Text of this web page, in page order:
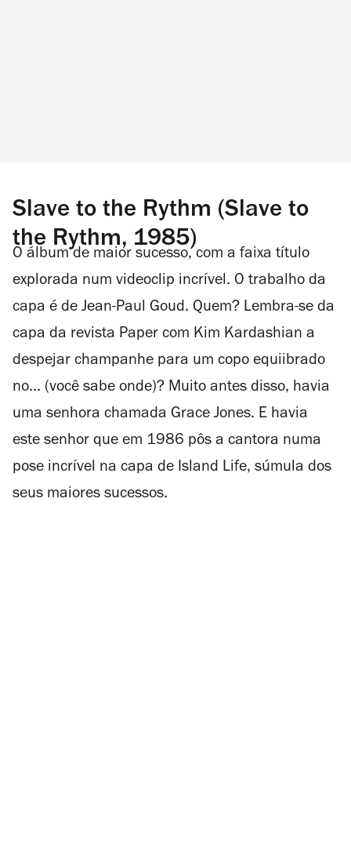
Slave to the Rythm (Slave to
the Rythm, 1985)
O álbum de maior sucesso, com a faixa título
explorada num videoclip incrível. O trabalho da
capa é de Jean-Paul Goud. Quem? Lembra-se da
capa da revista Paper com Kim Kardashian a
despejar champanhe para um copo equiibrado
no... (você sabe onde)? Muito antes disso, havia
uma senhora chamada Grace Jones. E havia
este senhor que em 1986 pôs a cantora numa
pose incrível na capa de Island Life, súmula dos
seus maiores sucessos.